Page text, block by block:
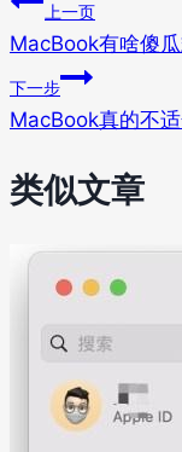
上一页
MacBook有啥傻
下一步
MacBook真的不
类似文章